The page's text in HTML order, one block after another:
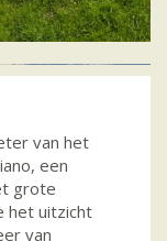
van het
een
grote
het uitzicht
van